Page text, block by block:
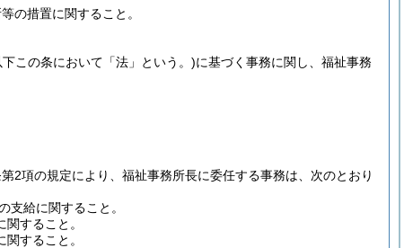
の措置に関すること。
この条において「法」という。)に基づく事務に関し、福祉事務
2項の規定により、福祉事務所長に委任する事務は、次のとおり
給に関すること。
すること。
すること。